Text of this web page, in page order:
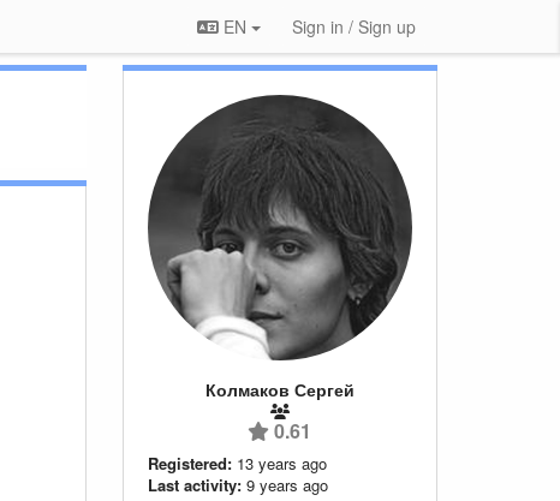
EN Sign in / Sign up
Колмаков Сергей
0.61
Registered: 13 years ago
Last activity: 9 years ago